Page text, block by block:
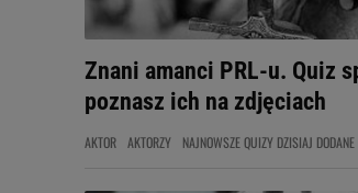
Znani amanci PRL-u. Quiz
poznasz ich na zdjęciach
AKTOR AKTORZY NAJNOWSZE QUIZY DZISIAJ DODANE